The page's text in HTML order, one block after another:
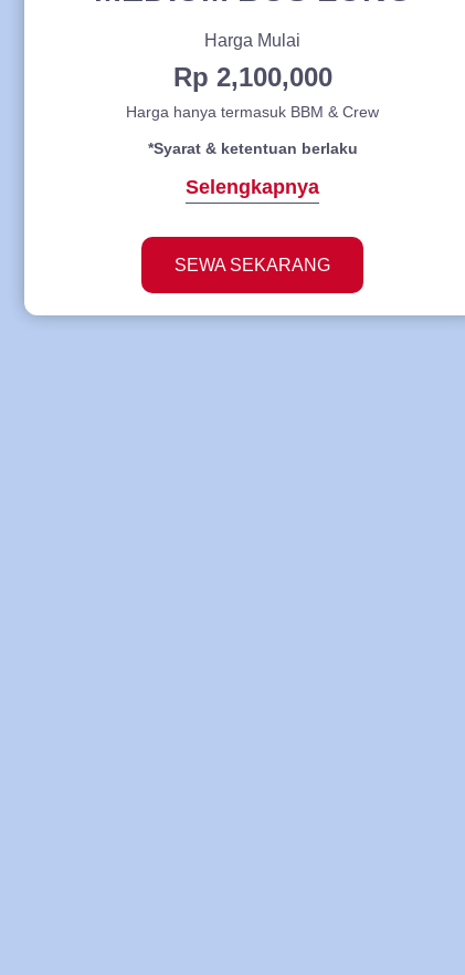
Harga Mulai
Rp 2,100,000
Harga hanya termasuk BBM & Crew
*Syarat & ketentuan berlaku
Selengkapnya
SEWA SEKARANG